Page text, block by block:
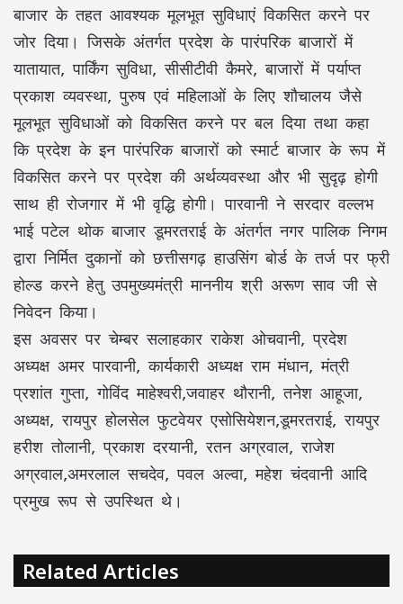
बाजार के तहत आवश्यक मूलभूत सुविधाएं विकसित करने पर
जोर दिया। जिसके अंतर्गत प्रदेश के पारंपरिक बाजारों में
यातायात, पार्किंग सुविधा, सीसीटीवी कैमरे, बाजारों में पर्याप्त
प्रकाश व्यवस्था, पुरुष एवं महिलाओं के लिए शौचालय जैसे
मूलभूत सुविधाओं को विकसित करने पर बल दिया तथा कहा
कि प्रदेश के इन पारंपरिक बाजारों को स्मार्ट बाजार के रूप में
विकसित करने पर प्रदेश की अर्थव्यवस्था और भी सुदृढ़ होगी
साथ ही रोजगार में भी वृद्धि होगी। पारवानी ने सरदार वल्लभ
भाई पटेल थोक बाजार डूमरतराई के अंतर्गत नगर पालिक निगम
द्वारा निर्मित दुकानों को छत्तीसगढ़ हाउसिंग बोर्ड के तर्ज पर फ्री
होल्ड करने हेतु उपमुख्यमंत्री माननीय श्री अरूण साव जी से
निवेदन किया।
इस अवसर पर चेम्बर सलाहकार राकेश ओचवानी, प्रदेश
अध्यक्ष अमर पारवानी, कार्यकारी अध्यक्ष राम मंधान, मंत्री
प्रशांत गुप्ता, गोविंद माहेश्वरी,जवाहर थौरानी, तनेश आहूजा,
अध्यक्ष, रायपुर होलसेल फुटवेयर एसोसियेशन,डूमरतराई, रायपुर
हरीश तोलानी, प्रकाश दरयानी, रतन अग्रवाल, राजेश
अग्रवाल,अमरलाल सचदेव, पवल अल्वा, महेश चंदवानी आदि
प्रमुख रूप से उपस्थित थे।
Related Articles